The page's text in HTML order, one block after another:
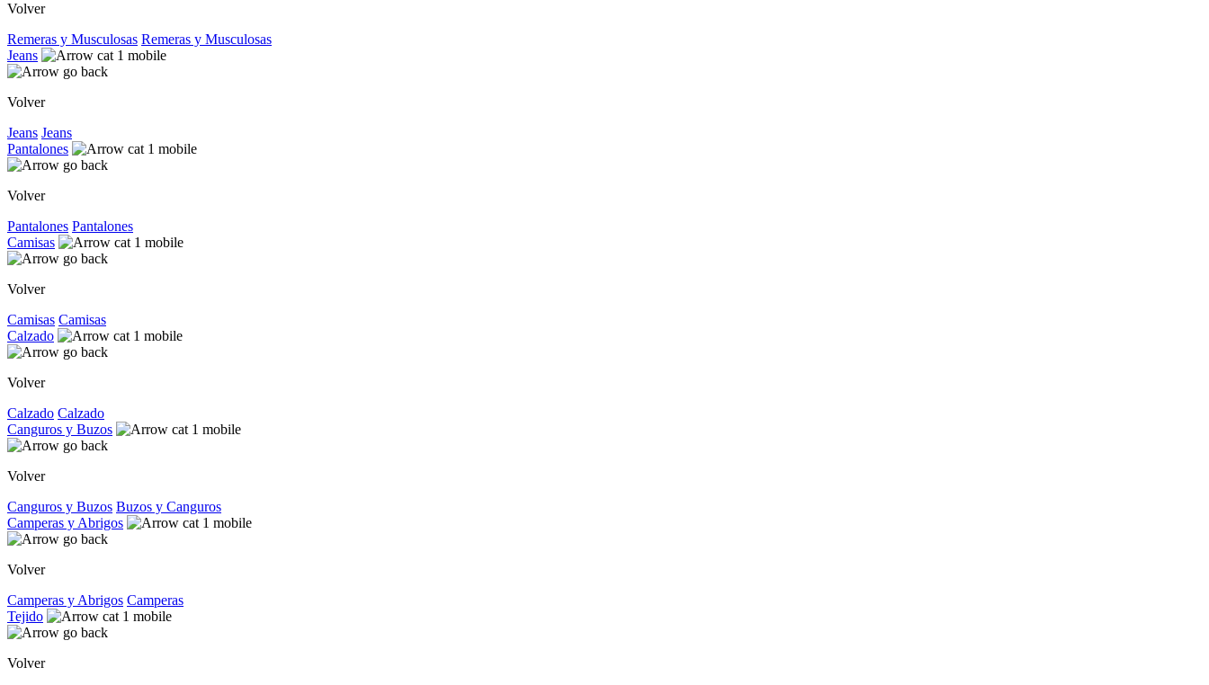
Volver
Remeras y Musculosas Remeras y Musculosas
Jeans
Volver
Jeans Jeans
Pantalones
Volver
Pantalones Pantalones
Camisas
Volver
Camisas Camisas
Calzado
Volver
Calzado Calzado
Canguros y Buzos
Volver
Canguros y Buzos Buzos y Canguros
Camperas y Abrigos
Volver
Camperas y Abrigos Camperas
Tejido
Volver